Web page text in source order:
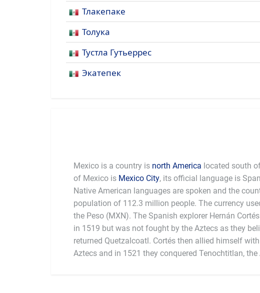
Тлакепаке
Толука
Тустла Гутьеррес
Экатепек
Mexico is a country is north America located south
of Mexico is Mexico City, its official language is
Native American languages are spoken and the
population of 112.3 million people. The currency
the Peso (MXN). The Spanish explorer Hernán
in 1519 but was not fought by the Aztecs as they
returned Quetzalcoatl. Cortés then allied himself
Aztecs and in 1521 they conquered Tenochtitlan,